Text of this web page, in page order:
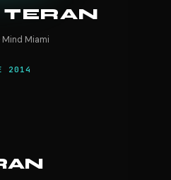
TERAN
Mind Miami
2014